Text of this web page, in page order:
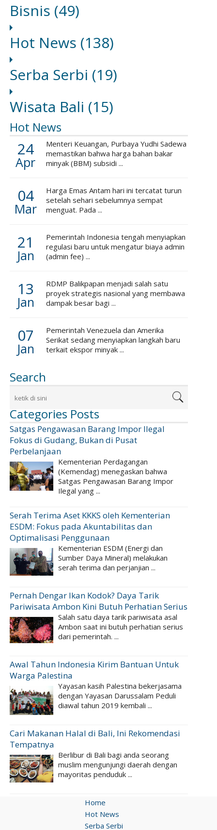
Bisnis (49)
Hot News (138)
Serba Serbi (19)
Wisata Bali (15)
Hot News
24
Apr
Menteri Keuangan, Purbaya Yudhi Sadewa
memastikan bahwa harga bahan bakar
minyak (BBM) subsidi ...
04
Mar
Harga Emas Antam hari ini tercatat turun
setelah sehari sebelumnya sempat
menguat. Pada ...
21
Jan
Pemerintah Indonesia tengah menyiapkan
regulasi baru untuk mengatur biaya admin
(admin fee) ...
13
Jan
RDMP Balikpapan menjadi salah satu
proyek strategis nasional yang membawa
dampak besar bagi ...
07
Jan
Pemerintah Venezuela dan Amerika
Serikat sedang menyiapkan langkah baru
terkait ekspor minyak ...
Search
Categories Posts
Satgas Pengawasan Barang Impor Ilegal
Fokus di Gudang, Bukan di Pusat
Perbelanjaan
Kementerian Perdagangan
(Kemendag) menegaskan bahwa
Satgas Pengawasan Barang Impor
Ilegal yang ...
Serah Terima Aset KKKS oleh Kementerian
ESDM: Fokus pada Akuntabilitas dan
Optimalisasi Penggunaan
Kementerian ESDM (Energi dan
Sumber Daya Mineral) melakukan
serah terima dan perjanjian ...
Pernah Dengar Ikan Kodok? Daya Tarik
Pariwisata Ambon Kini Butuh Perhatian Serius
Salah satu daya tarik pariwisata asal
Ambon saat ini butuh perhatian serius
dari pemerintah. ...
Awal Tahun Indonesia Kirim Bantuan Untuk
Warga Palestina
Yayasan kasih Palestina bekerjasama
dengan Yayasan Darussalam Peduli
diawal tahun 2019 kembali ...
Cari Makanan Halal di Bali, Ini Rekomendasi
Tempatnya
Berlibur di Bali bagi anda seorang
muslim mengunjungi daerah dengan
mayoritas penduduk ...
Home
Hot News
Serba Serbi